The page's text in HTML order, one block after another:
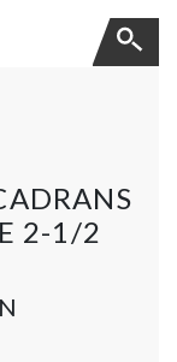
2-1/2